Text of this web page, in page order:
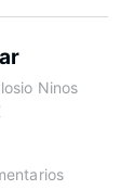
Ninos